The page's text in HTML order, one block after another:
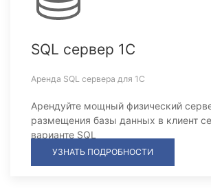
SQL сервер 1С
Аренда SQL сервера для 1С
Арендуйте мощный физический
размещения базы данных в клиент
варианте SQL
УЗНАТЬ ПОДРОБНОСТИ